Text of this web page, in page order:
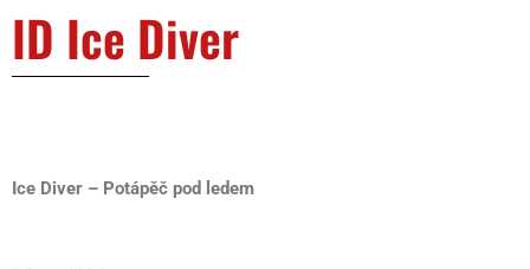
Diving Courses
ID Ice Diver
Ice Diver – Potápěč pod ledem